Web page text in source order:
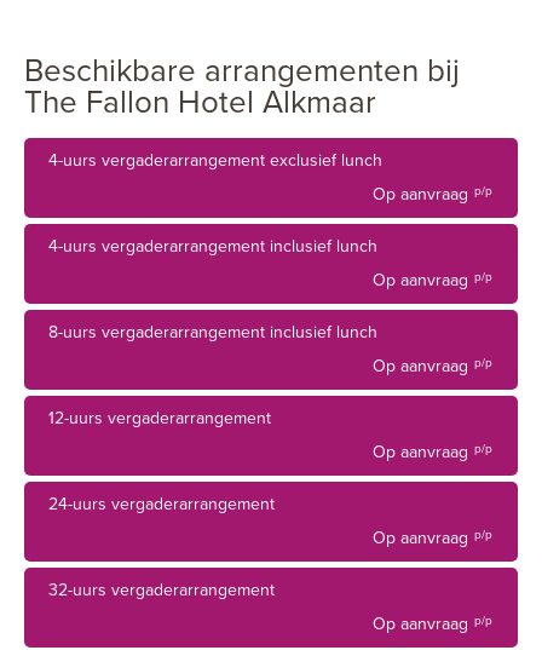
als het wegennet maken een zakelijk verblijf of een heerlijk
weekendje weg in eigen land meer dan comfortabel.
Uiteraard voorzien we je graag van leuke tips wat betreft
Beschikbare arrangementen bij
The Fallon Hotel Alkmaar
4-uurs vergaderarrangement exclusief lunch
Op aanvraag p/p
4-uurs vergaderarrangement inclusief lunch
Op aanvraag p/p
8-uurs vergaderarrangement inclusief lunch
Op aanvraag p/p
12-uurs vergaderarrangement
Op aanvraag p/p
24-uurs vergaderarrangement
Op aanvraag p/p
32-uurs vergaderarrangement
Op aanvraag p/p